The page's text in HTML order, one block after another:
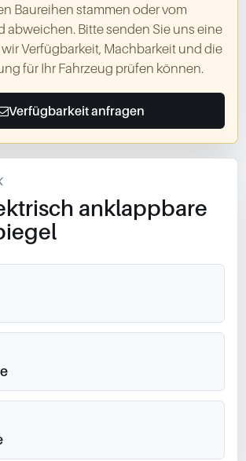
Baureihen stammen oder vom
abweichen. Bitte senden Sie uns eine
Verfügbarkeit, Machbarkeit und die
für Ihr Fahrzeug prüfen können.
Verfügbarkeit anfragen
anklappbare